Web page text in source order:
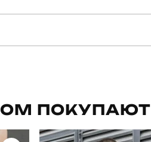
ПОКУПАЮТ